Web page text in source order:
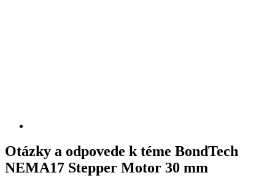
Otázky a odpovede k téme BondTech
NEMA17 Stepper Motor 30 mm